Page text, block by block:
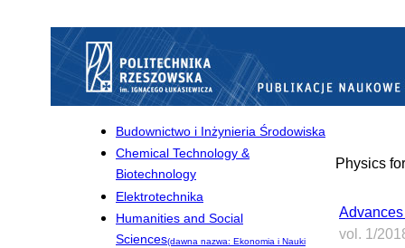
Budownictwo i Inżynieria Środowiska
Chemical Technology &
Biotechnology
Elektrotechnika
Humanities and Social
Sciences(dawna nazwa: Ekonomia i Nauki
Physics
vol. 1/